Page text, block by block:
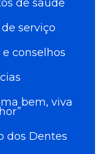
de saúde
serviço
conselhos
bem, viva
dos Dentes